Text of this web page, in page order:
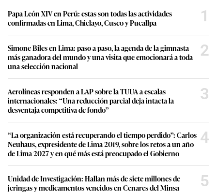
Papa León XIV en Perú: estas son todas las actividades
confirmadas en Lima, Chiclayo, Cusco y Pucallpa
1
Simone Biles en Lima: paso a paso, la agenda de la gimnasta
más ganadora del mundo y una visita que emocionará a toda
una selección nacional
2
Aerolíneas responden a LAP sobre la TUUA a escalas
internacionales: “Una reducción parcial deja intacta la
desventaja competitiva de fondo”
3
“La organización está recuperando el tiempo perdido”: Carlos
Neuhaus, expresidente de Lima 2019, sobre los retos a un año
de Lima 2027 y en qué más está preocupado el Gobierno
4
Unidad de Investigación: Hallan más de siete millones de
jeringas y medicamentos vencidos en Cenares del Minsa
5